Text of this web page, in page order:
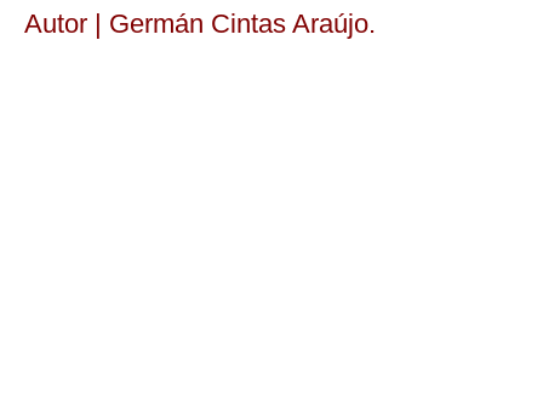
Autor | Germán Cintas Araújo.